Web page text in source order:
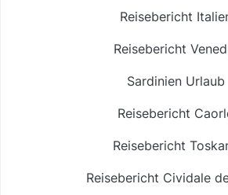
Reisebericht
Reisebericht
Sardinien Urlaub
Reisebericht
Reisebericht
Reisebericht Cividale